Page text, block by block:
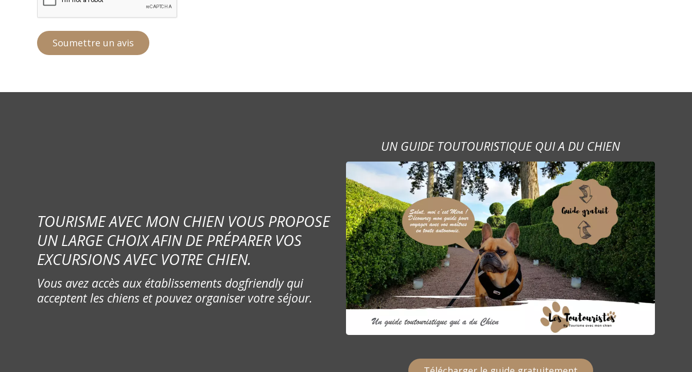
TOURISME AVEC MON CHIEN VOUS PROPOSE
UN LARGE CHOIX AFIN DE PRÉPARER VOS
EXCURSIONS AVEC VOTRE CHIEN.
Vous avez accès aux établissements dogfriendly qui
acceptent les chiens et pouvez organiser votre séjour.
UN GUIDE TOUTOURISTIQUE QUI A DU CHIEN